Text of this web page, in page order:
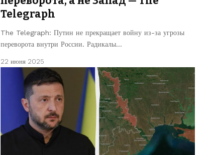
Telegraph
The Telegraph: Путин не прекращает войну из-за угрозы
переворота внутри России. Радикалы…
22 июня 2025